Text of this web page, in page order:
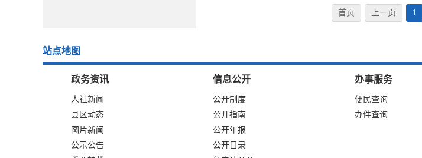
首页 上一页 1
站点地图
政务资讯
人社新闻
县区动态
图片新闻
公示公告
信息公开
公开制度
公开指南
公开年报
公开目录
办事服务
便民查询
办件查询